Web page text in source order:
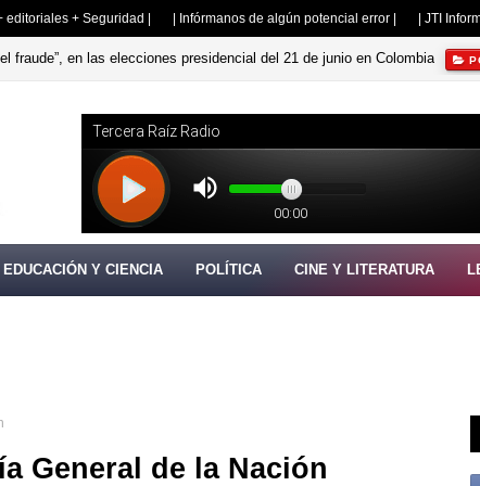
editoriales + Seguridad | | Infórmanos de algún potencial error | | JTI
fraude”, en las elecciones presidencial del 21 de junio en Colombia
EDUCACIÓN Y CIENCIA POLÍTICA CINE Y LITERATURA
General de la Nación